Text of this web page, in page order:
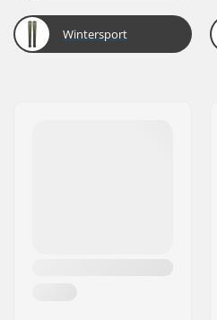
Wintersport